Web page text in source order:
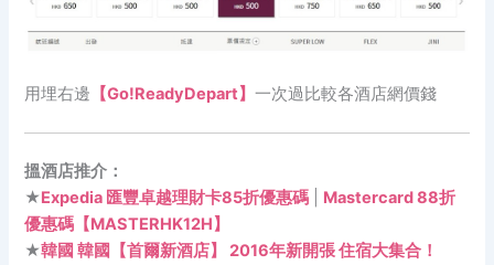
用埋右邊 【Go!ReadyDepart】一次過比較各酒店網價錢
搵酒店推介：
★Expedia 匯豐卓越理財卡85折優惠碼
Mastercard 88折
優惠碼【MASTERHK12H】
★韓國 韓國【首爾新酒店】 2016年新開張 住宿大集合！